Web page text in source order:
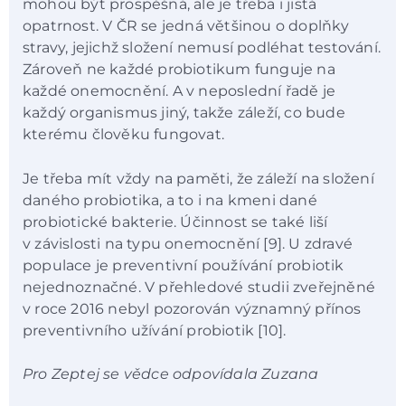
mohou být prospěšná, ale je třeba i jistá
opatrnost. V ČR se jedná většinou o doplňky
stravy, jejichž složení nemusí podléhat testování.
Zároveň ne každé probiotikum funguje na
každé onemocnění. A v neposlední řadě je
každý organismus jiný, takže záleží, co bude
kterému člověku fungovat.
Je třeba mít vždy na paměti, že záleží na složení
daného probiotika, a to i na kmeni dané
probiotické bakterie. Účinnost se také liší
v závislosti na typu onemocnění [9]. U zdravé
populace je preventivní používání probiotik
nejednoznačné. V přehledové studii zveřejněné
v roce 2016 nebyl pozorován významný přínos
preventivního užívání probiotik [10].
Pro Zeptej se vědce odpovídala Zuzana